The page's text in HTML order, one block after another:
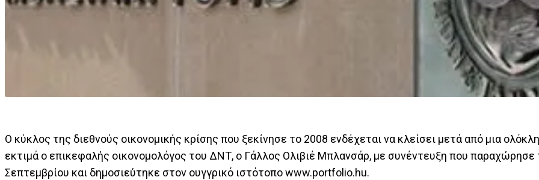
Ο κύκλος της διεθνούς οικονομικής κρίσης που ξεκίνησε το 2008 ενδέχεται να κλείσει μετά από μια
εκτιμά ο επικεφαλής οικονομολόγος του ΔΝΤ, ο Γάλλος Ολιβιέ Μπλανσάρ, με συνέντευξη που παραχώρησε
Σεπτεμβρίου και δημοσιεύτηκε στον ουγγρικό ιστότοπο www.portfolio.hu.